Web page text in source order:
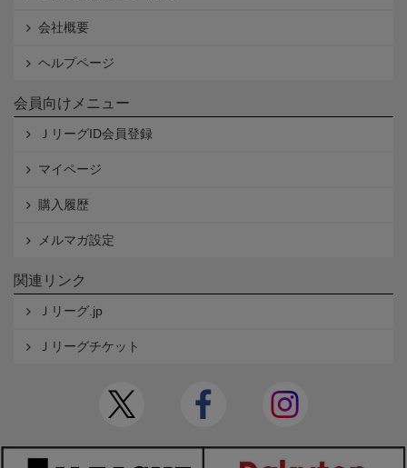
会社概要
ヘルプページ
会員向けメニュー
ＪリーグID会員登録
マイページ
購入履歴
メルマガ設定
関連リンク
Ｊリーグ.jp
Ｊリーグチケット